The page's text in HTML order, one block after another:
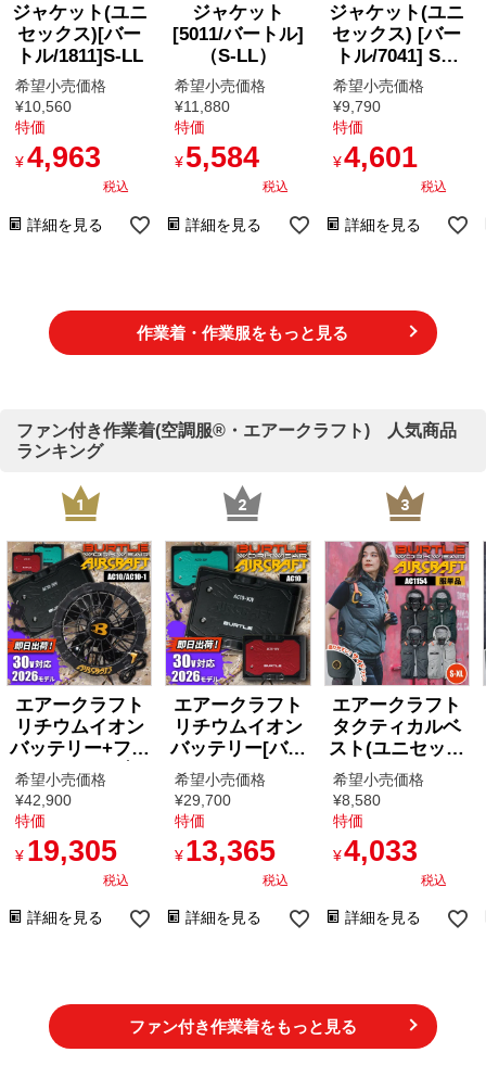
ジャケット(ユニ
セックス)[バー
トル/1811]S-LL
希望小売価格
¥10,560
特価
¥4,963
税込
詳細を見る
ジャケット
[5011/バートル]
（S-LL）
希望小売価格
¥11,880
特価
¥ 5,584
税込
詳細を見る
ジャケット(ユニ
セックス) [バー
トル/7041] SS-
5L(7041シリー
ズ)
希望小売価格
¥9,790
特価
¥4,601
税込
詳細を見る
作業着・作業服をもっと見る
ファン付き作業着(空調服®・エアークラフト) 人気商品
ランキング
エアークラフト
リチウムイオン
バッテリー+ファ
ンユニット(ブラ
ック)セット[バ
ル/AC10/AC10-
1] 2026年モデル
希望小売価格
¥42,900
特価
¥ 19,305
税込
詳細を見る
エアークラフト
リチウムイオン
バッテリー[バー
トル/AC10] 2026
年モデル
希望小売価格
¥29,700
特価
¥ 13,365
税込
詳細を見る
エアークラフト
タクティカルベ
スト(ユニセック
ス)[バート
ル/AC1154] (S-
希望小売価格
¥8,580
特価
¥4,033
税込
詳細を見る
ファン付き作業着をもっと見る